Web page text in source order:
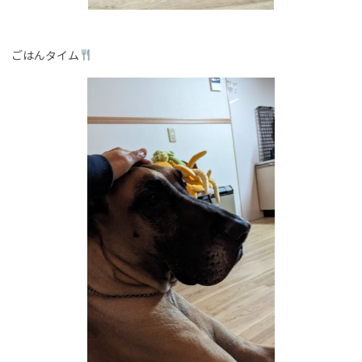
ごはんタイム